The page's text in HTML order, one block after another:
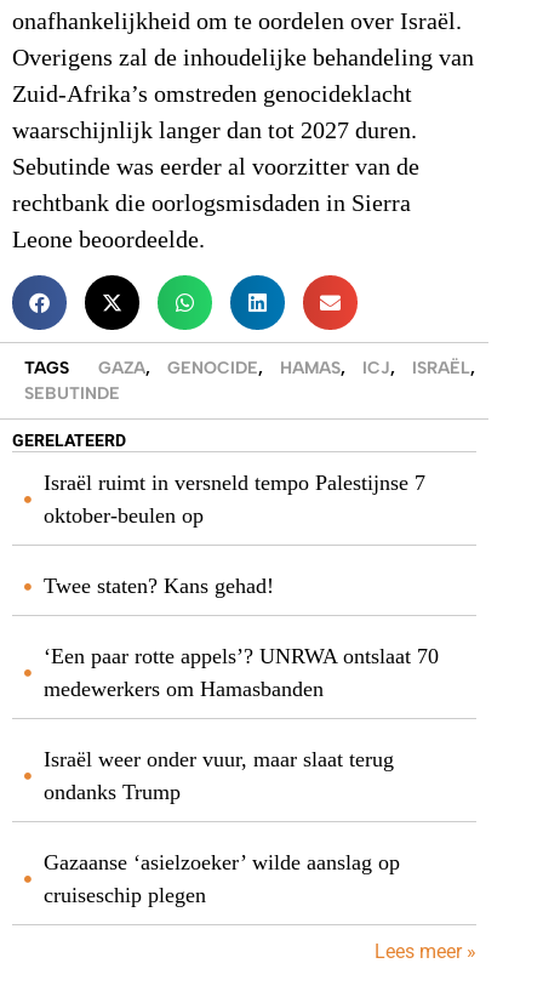
onafhankelijkheid om te oordelen over Israël.
Overigens zal de inhoudelijke behandeling van
Zuid-Afrika’s omstreden genocideklacht
waarschijnlijk langer dan tot 2027 duren.
Sebutinde was eerder al voorzitter van de
rechtbank die oorlogsmisdaden in Sierra
Leone beoordeelde.
TAGS GAZA, GENOCIDE, HAMAS, ICJ, ISRAËL,
SEBUTINDE
GERELATEERD
Israël ruimt in versneld tempo Palestijnse 7
oktober-beulen op
Twee staten? Kans gehad!
‘Een paar rotte appels’? UNRWA ontslaat 70
medewerkers om Hamasbanden
Israël weer onder vuur, maar slaat terug
ondanks Trump
Gazaanse ‘asielzoeker’ wilde aanslag op
cruiseschip plegen
Lees meer »